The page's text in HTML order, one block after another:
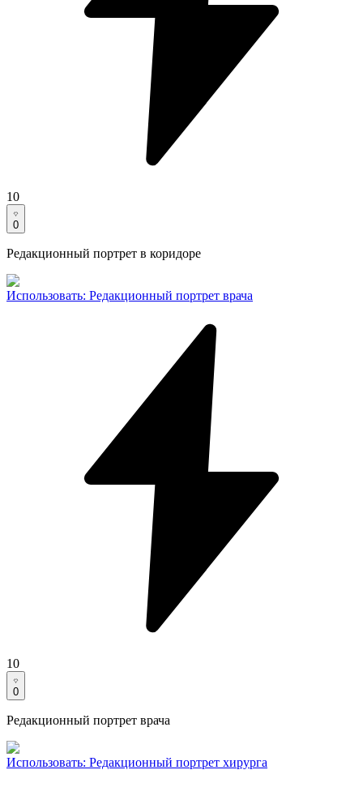
10
0
Редакционный портрет в коридоре
Использовать: Редакционный портрет врача
10
0
Редакционный портрет врача
Использовать: Редакционный портрет хирурга